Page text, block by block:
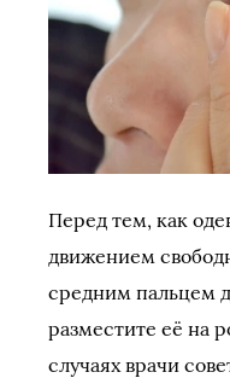
Перед тем, как
движением
средним пальцем
разместите её на
случаях врачи